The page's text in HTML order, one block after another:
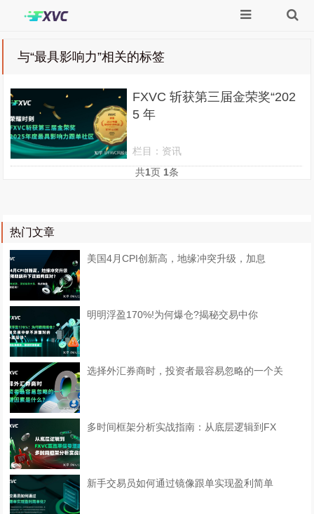
与“最具影响力”相关的标签
FXVC 斩获第三届金荣奖“202
5 年
栏目： 资讯
共1页 1条
热门文章
美国4月CPI创新高，地缘冲突升级，加息
明明浮盈170%!为何爆仓?揭秘交易中你
选择外汇券商时，投资者最容易忽略的一个关
多时间框架分析实战指南：从底层逻辑到FX
​新手交易员如何通过镜像跟单实现盈利简单